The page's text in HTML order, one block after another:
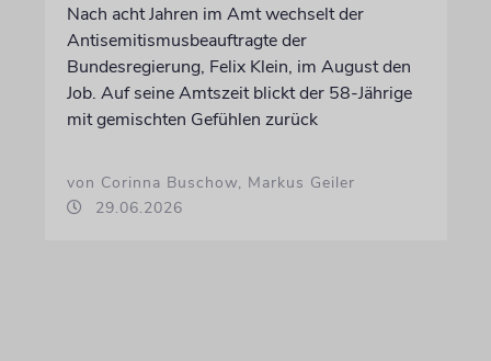
Nach acht Jahren im Amt wechselt der
Antisemitismusbeauftragte der
Bundesregierung, Felix Klein, im August den
Job. Auf seine Amtszeit blickt der 58-Jährige
mit gemischten Gefühlen zurück
von Corinna Buschow, Markus Geiler
29.06.2026